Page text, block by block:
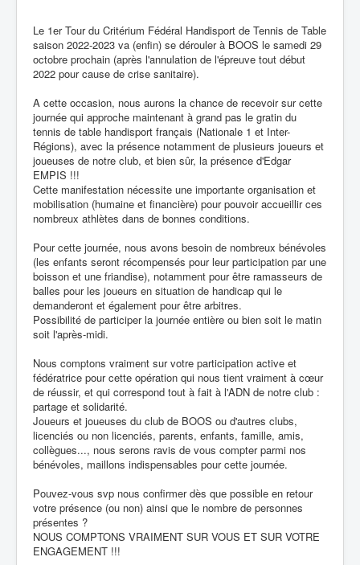
Le 1er Tour du Critérium Fédéral Handisport de Tennis de Table
saison 2022-2023 va (enfin) se dérouler à BOOS le samedi 29
octobre prochain (après l'annulation de l'épreuve tout début
2022 pour cause de crise sanitaire).
A cette occasion, nous aurons la chance de recevoir sur cette
journée qui approche maintenant à grand pas le gratin du
tennis de table handisport français (Nationale 1 et Inter-
Régions), avec la présence notamment de plusieurs joueurs et
joueuses de notre club, et bien sûr, la présence d'Edgar
EMPIS !!!
Cette manifestation nécessite une importante organisation et
mobilisation (humaine et financière) pour pouvoir accueillir ces
nombreux athlètes dans de bonnes conditions.
Pour cette journée, nous avons besoin de nombreux bénévoles
(les enfants seront récompensés pour leur participation par une
boisson et une friandise), notamment pour être ramasseurs de
balles pour les joueurs en situation de handicap qui le
demanderont et également pour être arbitres.
Possibilité de participer la journée entière ou bien soit le matin
soit l'après-midi.
Nous comptons vraiment sur votre participation active et
fédératrice pour cette opération qui nous tient vraiment à cœur
de réussir, et qui correspond tout à fait à l'ADN de notre club :
partage et solidarité.
Joueurs et joueuses du club de BOOS ou d'autres clubs,
licenciés ou non licenciés, parents, enfants, famille, amis,
collègues..., nous serons ravis de vous compter parmi nos
bénévoles, maillons indispensables pour cette journée.
Pouvez-vous svp nous confirmer dès que possible en retour
votre présence (ou non) ainsi que le nombre de personnes
présentes ?
NOUS COMPTONS VRAIMENT SUR VOUS ET SUR VOTRE
ENGAGEMENT !!!